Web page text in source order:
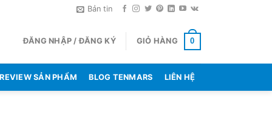
Bản tin
ĐĂNG NHẬP / ĐĂNG KÝ GIỎ HÀNG 0
REVIEW SẢN PHẨM BLOG TENMARS LIÊN HỆ